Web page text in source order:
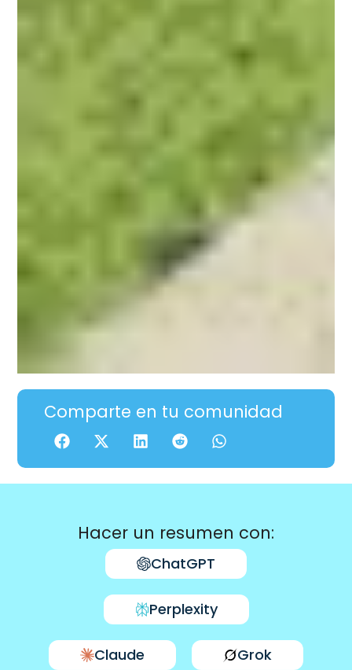
Comparte en tu comunidad
Hacer un resumen con:
ChatGPT
Perplexity
Claude Grok